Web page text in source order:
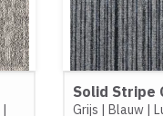
|
Solid Stripe
Grijs |Blauw |